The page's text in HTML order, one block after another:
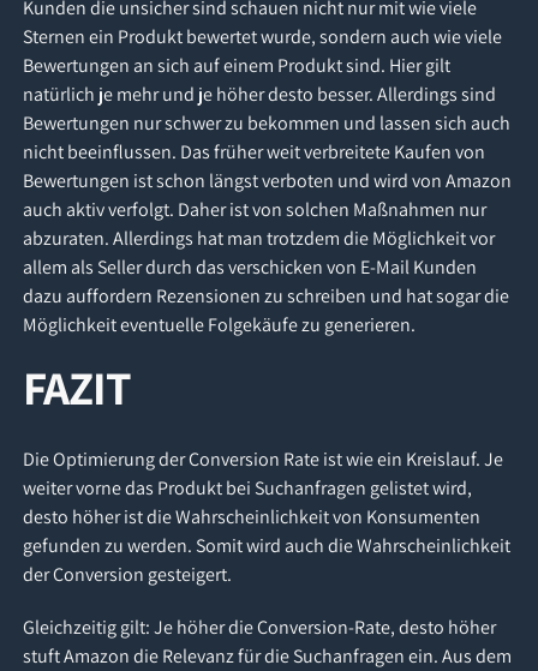
Kunden die unsicher sind schauen nicht nur mit wie viele
Sternen ein Produkt bewertet wurde, sondern auch wie viele
Bewertungen an sich auf einem Produkt sind. Hier gilt
natürlich je mehr und je höher desto besser. Allerdings sind
Bewertungen nur schwer zu bekommen und lassen sich auch
nicht beeinflussen. Das früher weit verbreitete Kaufen von
Bewertungen ist schon längst verboten und wird von Amazon
auch aktiv verfolgt. Daher ist von solchen Maßnahmen nur
abzuraten. Allerdings hat man trotzdem die Möglichkeit vor
allem als Seller durch das verschicken von E-Mail Kunden
dazu auffordern Rezensionen zu schreiben und hat sogar die
Möglichkeit eventuelle Folgekäufe zu generieren.
FAZIT
Die Optimierung der Conversion Rate ist wie ein Kreislauf. Je
weiter vorne das Produkt bei Suchanfragen gelistet wird,
desto höher ist die Wahrscheinlichkeit von Konsumenten
gefunden zu werden. Somit wird auch die Wahrscheinlichkeit
der Conversion gesteigert.
Gleichzeitig gilt: Je höher die Conversion-Rate, desto höher
stuft Amazon die Relevanz für die Suchanfragen ein. Aus dem